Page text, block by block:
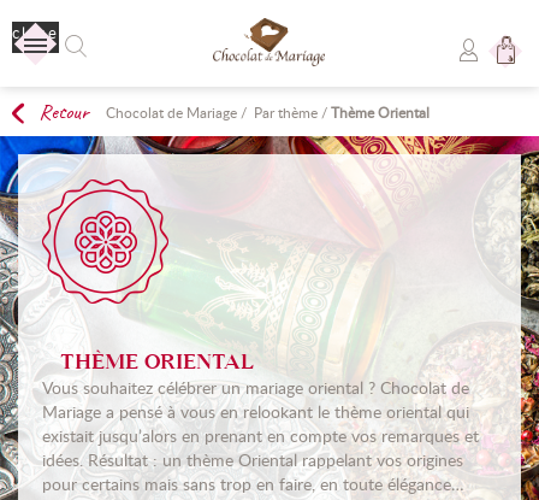
close
Aucun produit
Livraison gratuite !
Livraison
0,00 €
TOTAL
COMMANDER
Retour Chocolat de Mariage/ Par thème/Thème Oriental
THÈME ORIENTAL
Vous souhaitez célébrer un mariage oriental ? Chocolat de
Mariage a pensé à vous en relookant le thème oriental qui
existait jusqu’alors en prenant en compte vos remarques et
idées. Résultat : un thème Oriental rappelant vos origines
pour certains mais sans trop en faire, en toute élégance…